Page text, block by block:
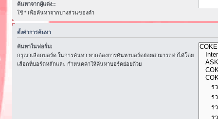
ค้นหาจากผู้แต่ง::
ใช้ * เพื่อค้นหาจากบางส่วนของคำ
ตั้งค่าการค้นหา
ค้นหาในฟอรั่ม:
กรุณาเลือกบอร์ด ในการค้นหา หากต้องการค้นหาบอร์ดย่อยสามารถทำได้โดย
เลือกที่บอร์ดหลักและ กำหนดค่าให้ค้นหาบอร์ดย่อยด้วย